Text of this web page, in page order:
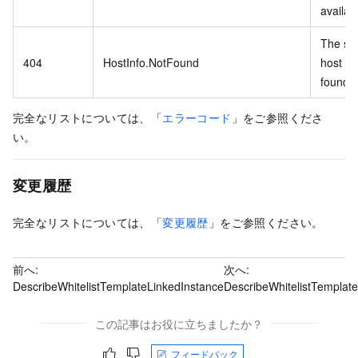
404 HostInfo.NotFound
The
host
found.
完全なリストについては、「エラーコード 」をご参照くださ
い。
変更履歴
完全なリストについては、「変更履歴 」をご参照ください。
前へ:
DescribeWhitelistTemplateLinkedInstance
次へ:
DescribeWhitelistTemplate
この記事はお役に立ちましたか？
フィードバック